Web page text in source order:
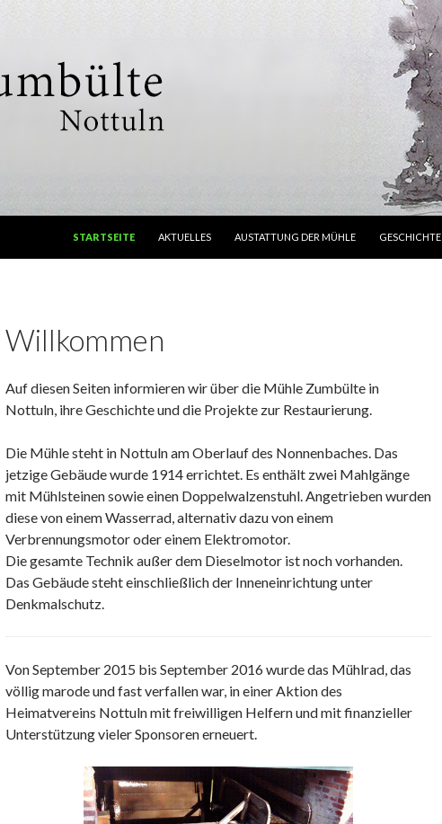
STARTSEITE
AKTUELLES AUSTATTUNG DER MÜHLE GESCHICHTE
Willkommen
Auf diesen Seiten informieren wir über die Mühle Zumbülte in
Nottuln, ihre Geschichte und die Projekte zur Restaurierung.
Die Mühle steht in Nottuln am Oberlauf des Nonnenbaches. Das
jetzige Gebäude wurde 1914 errichtet. Es enthält zwei Mahlgänge
mit Mühlsteinen sowie einen Doppelwalzenstuhl. Angetrieben wurden
diese von einem Wasserrad, alternativ dazu von einem
Verbrennungsmotor oder einem Elektromotor.
Die gesamte Technik außer dem Dieselmotor ist noch vorhanden.
Das Gebäude steht einschließlich der Inneneinrichtung unter
Denkmalschutz.
Von September 2015 bis September 2016 wurde das Mühlrad, das
völlig marode und fast verfallen war, in einer Aktion des
Heimatvereins Nottuln mit freiwilligen Helfern und mit finanzieller
Unterstützung vieler Sponsoren erneuert.